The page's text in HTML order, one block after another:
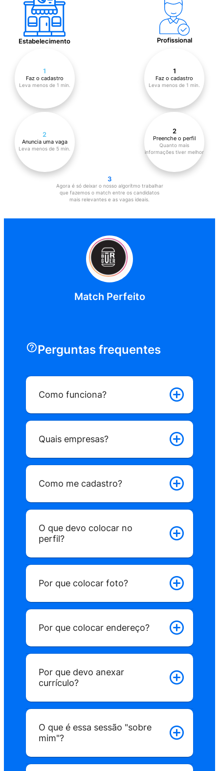
Como funciona?
Faz o cadastro
Leva menos de 1 min.
2
Anuncia uma vaga
Match Perfeito
Perguntas frequentes
Como funciona?
Quais empresas?
Como me cadastro?
O que devo colocar no
perfil?
Por que colocar foto?
Por que colocar endereço?
Por que devo anexar
currículo?
O que é essa sessão "sobre
mim"?